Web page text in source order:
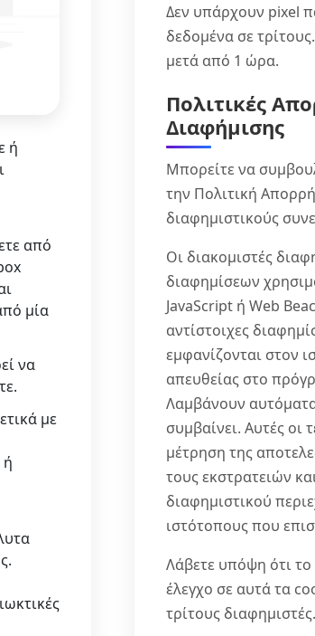
ή
από
μία
να
με
ή
Δεν υπάρχουν pixel
δεδομένα σε
μετά από 1 ώρα.
Πολιτικές
Διαφήμισης
Μπορείτε να
την Πολιτική
διαφημιστικούς
Οι διακομιστές
διαφημίσεων
JavaScript ή Web
αντίστοιχες
εμφανίζονται στον
απευθείας στο
Λαμβάνουν
συμβαίνει. Αυτές οι
μέτρηση της
τους εκστρατειών
διαφημιστικού
ιστότοπους που
Λάβετε υπόψη ότι
έλεγχο σε αυτά τα
τρίτους διαφημιστές.